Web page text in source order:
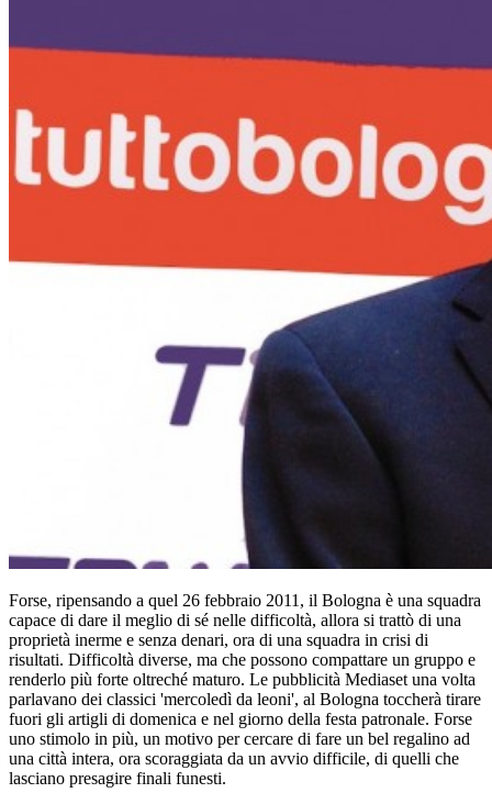
Forse, ripensando a quel 26 febbraio 2011, il Bologna è una squadra
capace di dare il meglio di sé nelle difficoltà, allora si trattò di una
proprietà inerme e senza denari, ora di una squadra in crisi di
risultati. Difficoltà diverse, ma che possono compattare un gruppo e
renderlo più forte oltreché maturo. Le pubblicità Mediaset una volta
parlavano dei classici 'mercoledì da leoni', al Bologna toccherà tirare
fuori gli artigli di domenica e nel giorno della festa patronale. Forse
uno stimolo in più, un motivo per cercare di fare un bel regalino ad
una città intera, ora scoraggiata da un avvio difficile, di quelli che
lasciano presagire finali funesti.